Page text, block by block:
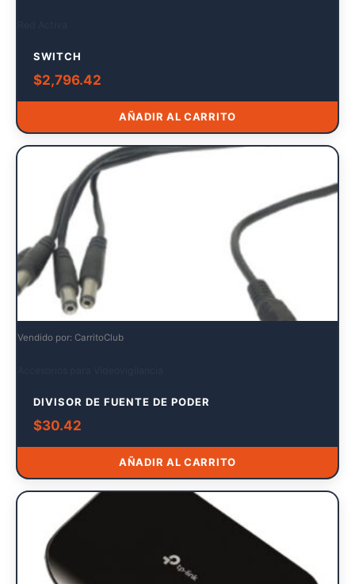
SWITCH
$2,796.42
AÑADIR AL CARRITO
Vendido por: CarritoClub
DIVISOR DE FUENTE DE PODER
$30.42
AÑADIR AL CARRITO